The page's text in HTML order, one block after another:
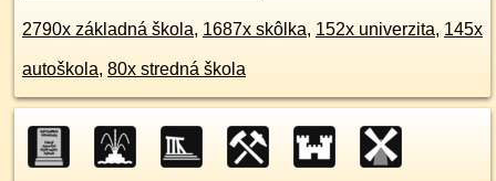
2790x základná škola, 1687x skôlka, 152x univerzita, 145x
autoškola, 80x stredná škola